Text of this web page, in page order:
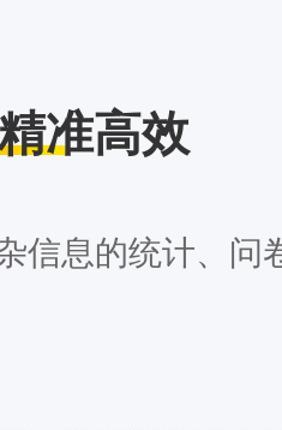
准高效
信息的统计、问